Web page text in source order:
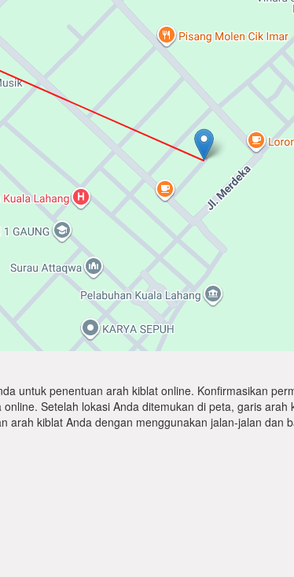
untuk penentuan arah kiblat online. Konfirmasikan
Setelah lokasi Anda ditemukan di peta, garis
arah kiblat Anda dengan menggunakan jalan-jalan dan